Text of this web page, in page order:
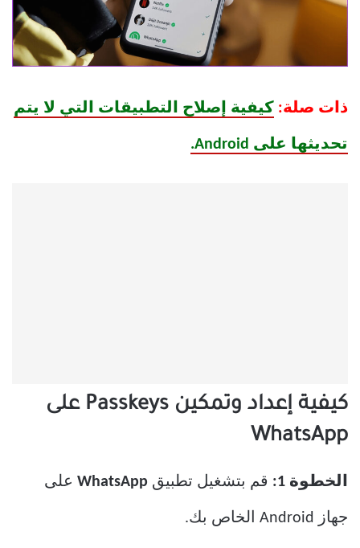
ذات صلة: كيفية إصلاح التطبيقات التي لا يتم
تحديثها على Android.
كيفية إعداد وتمكين Passkeys على
WhatsApp
الخطوة 1: قم بتشغيل تطبيق WhatsApp على
جهاز Android الخاص بك.